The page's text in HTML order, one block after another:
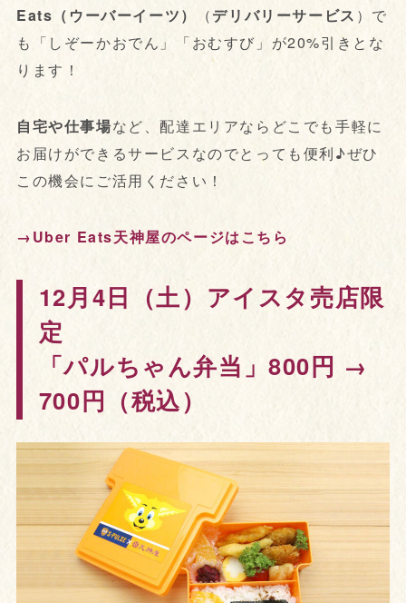
Eats（ウーバーイーツ）
（デリバリーサービス ）で
も「しぞーかおでん」「おむすび」が20%引きとな
ります！
自宅や仕事場など、配達エリアならどこでも手軽に
お届けができるサービスなのでとっても便利♪ぜひ
この機会にご活用ください！
→Uber Eats天神屋のページはこちら
12月4日（土）アイスタ売店限
定
「パルちゃん弁当」800円 →
700円（税込）